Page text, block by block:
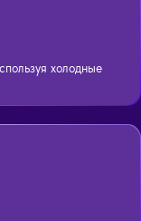
холодные